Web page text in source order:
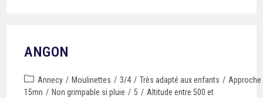
ANGON
Annecy / Moulinettes / 3/4 / Très adapté aux enfants / Approche
15mn / Non grimpable si pluie / 5 / Altitude entre 500 et